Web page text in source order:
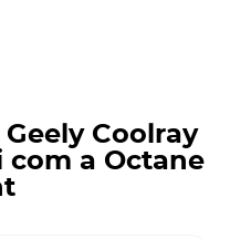
Coolray
com a Octane